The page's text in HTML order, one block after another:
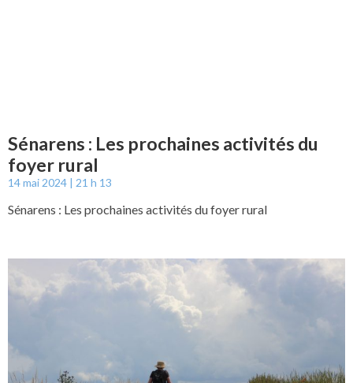
Sénarens : Les prochaines activités du
foyer rural
14 mai 2024 21 h 13
Sénarens : Les prochaines activités du foyer rural